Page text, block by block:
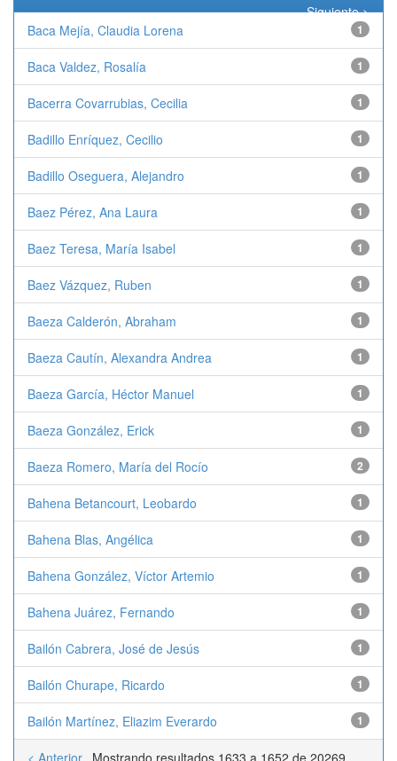
Siguiente >
Baca Mejía, Claudia Lorena
1
Baca Valdez, Rosalía 1
Bacerra Covarrubias, Cecilia 1
Badillo Enríquez, Cecilio 1
Badillo Oseguera, Alejandro 1
Baez Pérez, Ana Laura 1
Baez Teresa, María Isabel 1
Baez Vázquez, Ruben 1
Baeza Calderón, Abraham 1
Baeza Cautín, Alexandra Andrea 1
Baeza García, Héctor Manuel 1
Baeza González, Erick 1
Baeza Romero, María del Rocío 2
Bahena Betancourt, Leobardo 1
Bahena Blas, Angélica 1
Bahena González, Víctor Artemio 1
Bahena Juárez, Fernando 1
Bailón Cabrera, José de Jesús 1
Bailón Churape, Ricardo 1
Bailón Martínez, Eliazim Everardo 1
Mostrando resultados 1633 a 1652 de 20269
< Anterior